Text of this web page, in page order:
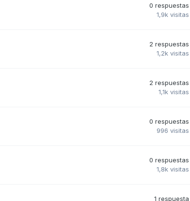
0 respuestas
1,9k visitas
2 respuestas
1,2k visitas
2 respuestas
1,1k visitas
0 respuestas
996 visitas
0 respuestas
1,8k visitas
1 respuesta